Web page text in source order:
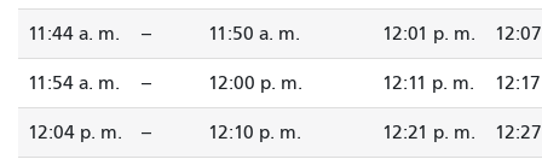
11:44 a. m. -- 11:50 a. m. 12:01 p. m.
11:54 a. m. -- 12:00 p. m. 12:11 p. m.
12:04 p. m. -- 12:10 p. m. 12:21 p. m.